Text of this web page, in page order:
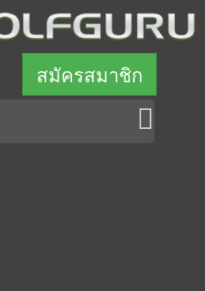
สมัครสมาชิก